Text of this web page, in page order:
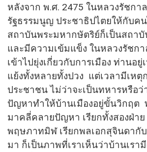
หลังจาก พ.ศ. 2475 ในหลวงรัชกา
รัฐธรรมนูญ ประชาธิปไตยให้กับค
สถาบันพระมหากษัตริย์ก็เป็นสถาบั
และมีความเข้มแข็ง ในหลวงรัชก
เข้าไปยุ่งเกี่ยวกับการเมือง ท่านอ
แย้งทั้งหลายทั้งปวง แต่เวลามีเห
ประชาชน ไม่ว่าจะเป็นทหารหรือ
ปัญหาทำให้บ้านเมืองอยู่ขั้นวิกฤต
มาคลี่คลายปัญหา เรียกทั้งสองฝ่าย
พฤษภาทมิฬ เรียกพลเอกสุจินดากับ
มา ก็เป็นภาพที่เราเห็นว่าบ้านเรา